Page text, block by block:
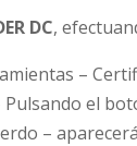
DC,
–
el
–